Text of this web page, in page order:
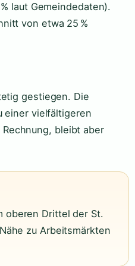
laut Gemeindedaten).
von etwa 25 %
gestiegen. Die
einer vielfältigeren
bleibt aber
oberen Drittel der St.
zu Arbeitsmärkten